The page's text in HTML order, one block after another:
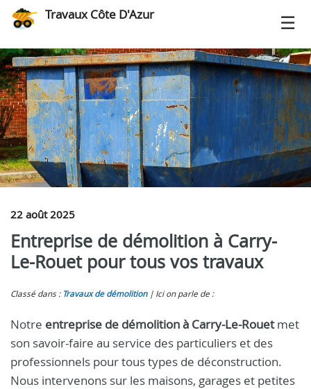
Travaux Côte D'Azur
22 août 2025
Entreprise de démolition à Carry-
Le-Rouet pour tous vos travaux
Classé dans : Travaux de démolition Ici on parle de :
Notre entreprise de démolition à Carry-Le-Rouetmet
son savoir-faire au service des particuliers et des
professionnels pour tous types de déconstruction.
Nous intervenons sur les maisons, garages et petites